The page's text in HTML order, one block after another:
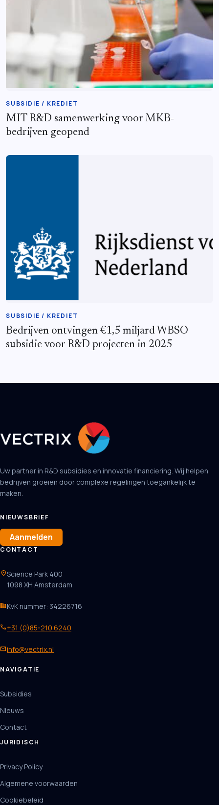
SUBSIDIE / KREDIET
MIT R&D samenwerking voor MKB-
bedrijven geopend
SUBSIDIE / KREDIET
Bedrijven ontvingen €1,5 miljard WBSO
subsidie voor R&D projecten in 2025
Uw partner in R&D subsidies en innovatie financiering. Wij helpen
bedrijven groeien door complexe regelingen toegankelijk te
maken.
NIEUWSBRIEF
Aanmelden
CONTACT
location_onScience Park 400
1098 XH Amsterdam
businessKvK nummer: 34226716
phone+31 (0)85-210 6240
mailinfo@vectrix.nl
NAVIGATIE
Subsidies
Nieuws
Contact
JURIDISCH
Privacy Policy
Algemene voorwaarden
Cookiebeleid